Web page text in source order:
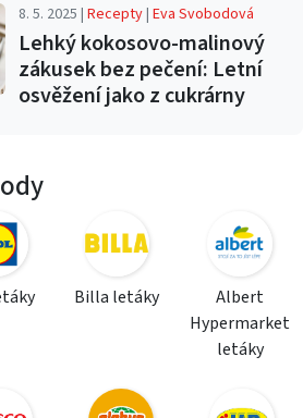
8. 5. 2025 |Recepty|Eva Svobodová
Lehký kokosovo-malinový
zákusek bez pečení: Letní
osvěžení jako z cukrárny
Billa letáky
Albert
Hypermarket
letáky